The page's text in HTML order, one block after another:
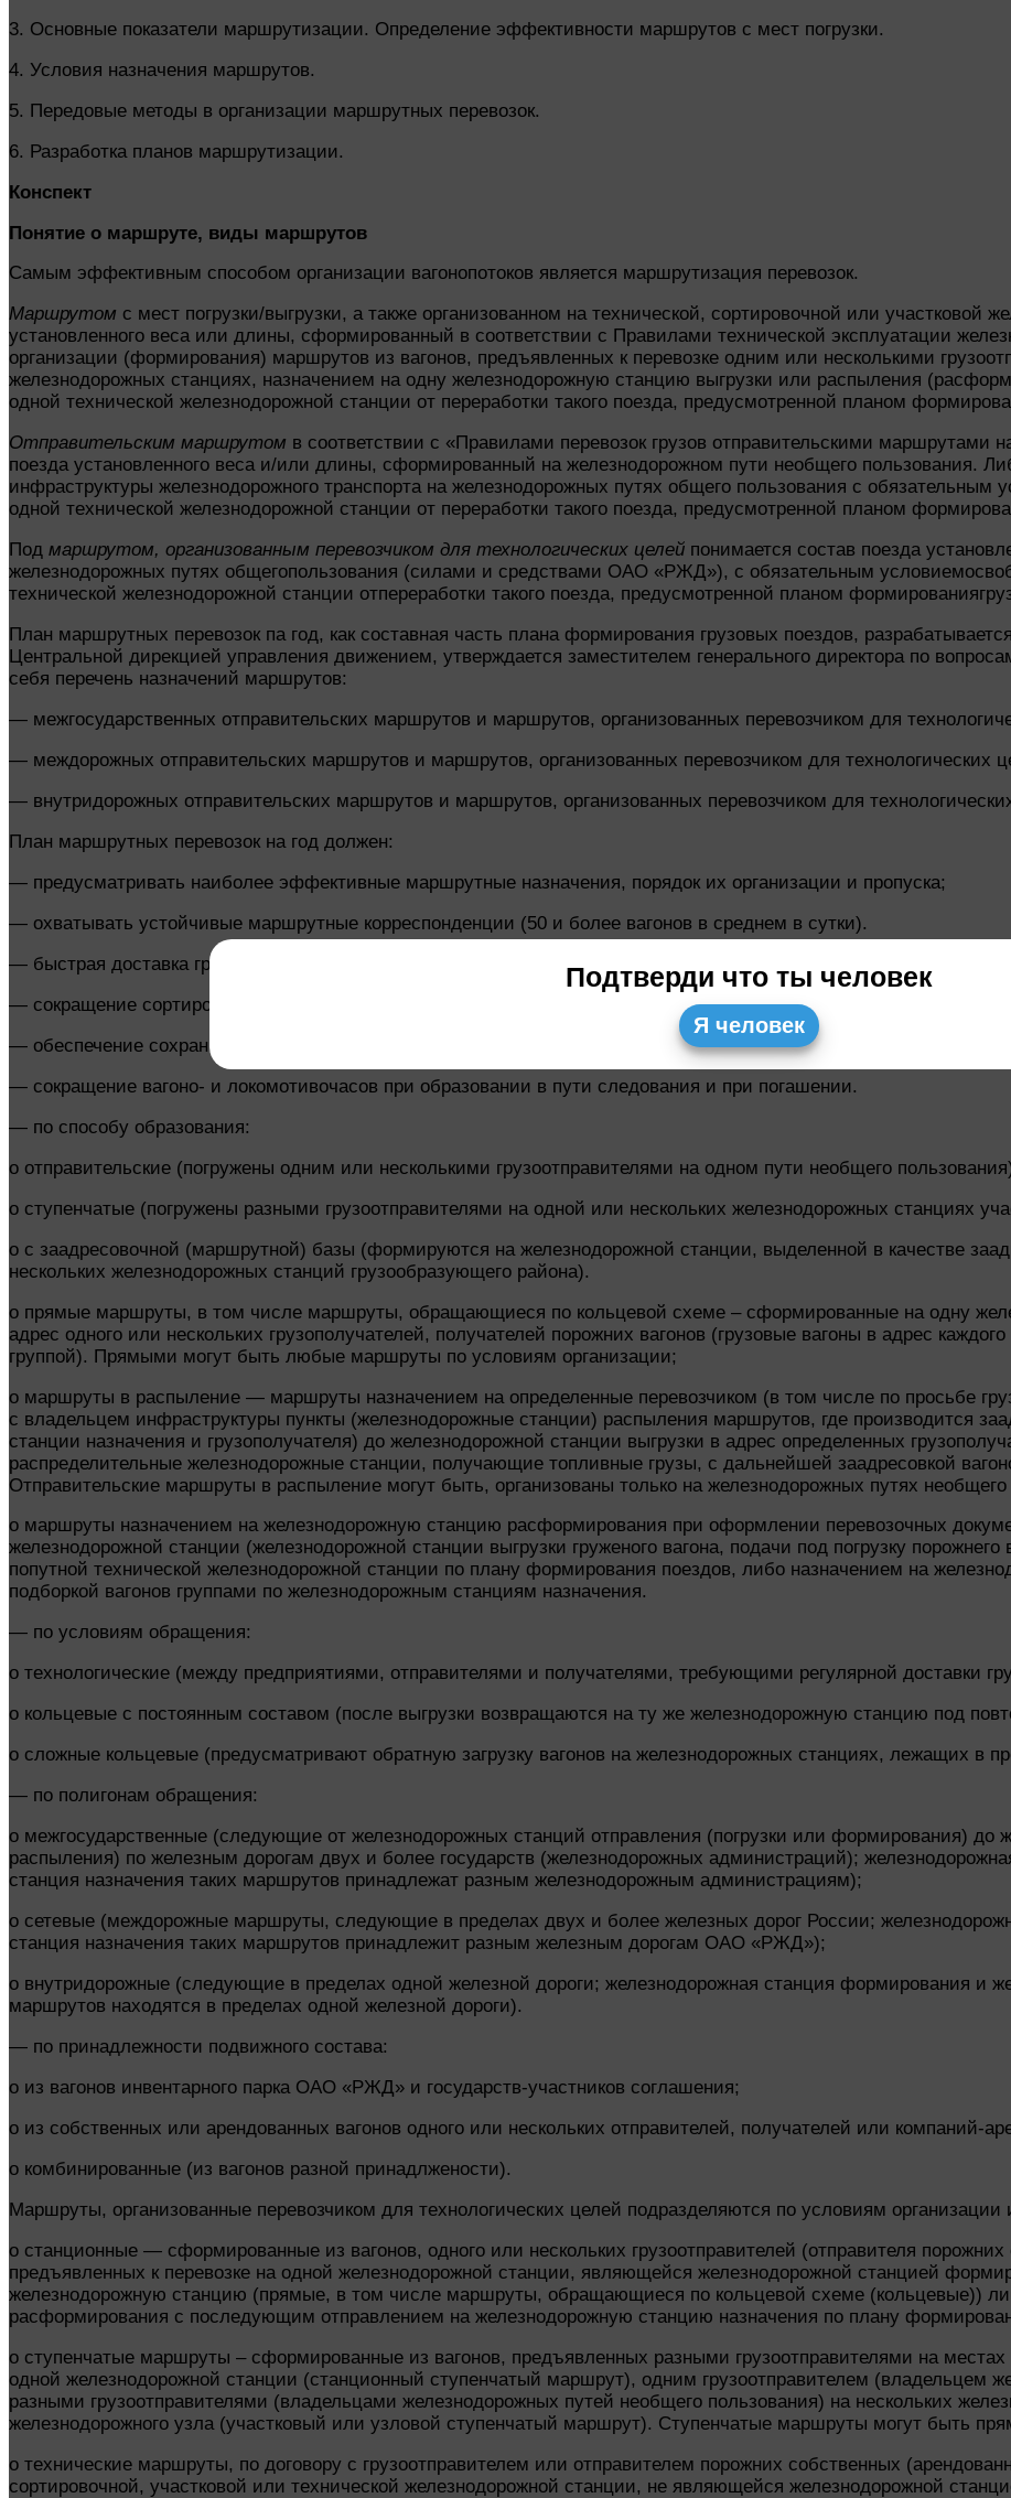
3. Основные показатели маршрутизации. Определение эффективности маршрутов с мест погрузки.
4. Условия назначения маршрутов.
5. Передовые методы в организации маршрутных перевозок.
6. Разработка планов маршрутизации.
Конспект
Понятие о маршруте, виды маршрутов
Самым эффективным способом организации вагонопотоков является маршрутизация перевозок.
Маршрутом с мест погрузки/выгрузки, а также организованном на технической, сортировочной или участковой
установленного веса или длины, сформированный в соответствии с Правилами технической эксплуатации
организации (формирования) маршрутов из вагонов, предъявленных к перевозке одним или несколькими
железнодорожных станциях, назначением на одну железнодорожную станцию выгрузки или распыления
одной технической железнодорожной станции от переработки такого поезда, предусмотренной планом
Отправительским маршрутом в соответствии с «Правилами перевозок грузов отправительскими маршрутами
поезда установленного веса и/или длины, сформированный на железнодорожном пути необщего пользования.
инфраструктуры железнодорожного транспорта на железнодорожных путях общего пользования с
одной технической железнодорожной станции от переработки такого поезда, предусмотренной планом
Под маршрутом, организованным перевозчиком для технологических целей понимается состав поезда
железнодорожных путях общегопользования (силами и средствами ОАО «РЖД»), с обязательным
технической железнодорожной станции отпереработки такого поезда, предусмотренной планом
План маршрутных перевозок па год, как составная часть плана формирования грузовых поездов,
Центральной дирекцией управления движением, утверждается заместителем генерального директора по
себя перечень назначений маршрутов:
— межгосударственных отправительских маршрутов и маршрутов, организованных перевозчиком для
— междорожных отправительских маршрутов и маршрутов, организованных перевозчиком для технологических
— внутридорожных отправительских маршрутов и маршрутов, организованных перевозчиком для
План маршрутных перевозок на год должен:
— предусматривать наиболее эффективные маршрутные назначения, порядок их организации и пропуска;
— охватывать устойчивые маршрутные корреспонденции (50 и более вагонов в среднем в сутки).
— быстрая доставка грузов;
— сокращение сортировочной работы на технических железнодорожных станциях (исключаются переработки в
— обеспечение сохранности груза;
— сокращение вагоно- и локомотивочасов при образовании в пути следования и при погашении.
— по способу образования:
o отправительские (погружены одним или несколькими грузоотправителями на одном пути необщего
o ступенчатые (погружены разными грузоотправителями на одной или нескольких железнодорожных станциях
o с заадресовочной (маршрутной) базы (формируются на железнодорожной станции, выделенной в качестве
нескольких железнодорожных станций грузообразующего района).
o прямые маршруты, в том числе маршруты, обращающиеся по кольцевой схеме – сформированные на одну
адрес одного или нескольких грузополучателей, получателей порожних вагонов (грузовые вагоны в адрес
группой). Прямыми могут быть любые маршруты по условиям организации;
o маршруты в распыление — маршруты назначением на определенные перевозчиком (в том числе по просьбе
с владельцем инфраструктуры пункты (железнодорожные станции) распыления маршрутов, где производится
станции назначения и грузополучателя) до железнодорожной станции выгрузки в адрес определенных
распределительные железнодорожные станции, получающие топливные грузы, с дальнейшей заадресовкой
Отправительские маршруты в распыление могут быть, организованы только на железнодорожных путях необщего
o маршруты назначением на железнодорожную станцию расформирования при оформлении перевозочных
железнодорожной станции (железнодорожной станции выгрузки груженого вагона, подачи под погрузку
попутной технической железнодорожной станции по плану формирования поездов, либо назначением на
подборкой вагонов группами по железнодорожным станциям назначения.
— по условиям обращения:
o технологические (между предприятиями, отправителями и получателями, требующими регулярной доставки
o кольцевые с постоянным составом (после выгрузки возвращаются на ту же железнодорожную станцию под
o сложные кольцевые (предусматривают обратную загрузку вагонов на железнодорожных станциях, лежащих в
— по полигонам обращения:
o межгосударственные (следующие от железнодорожных станций отправления (погрузки или формирования) до
распыления) по железным дорогам двух и более государств (железнодорожных администраций);
станция назначения таких маршрутов принадлежат разным железнодорожным администрациям);
o сетевые (междорожные маршруты, следующие в пределах двух и более железных дорог России;
станция назначения таких маршрутов принадлежит разным железным дорогам ОАО «РЖД»);
o внутридорожные (следующие в пределах одной железной дороги; железнодорожная станция формирования и
маршрутов находятся в пределах одной железной дороги).
— по принадлежности подвижного состава:
o из вагонов инвентарного парка ОАО «РЖД» и государств-участников соглашения;
o из собственных или арендованных вагонов одного или нескольких отправителей, получателей или компаний-
o комбинированные (из вагонов разной принадлжености).
Маршруты, организованные перевозчиком для технологических целей подразделяются по условиям
o станционные — сформированные из вагонов, одного или нескольких грузоотправителей (отправителя
предъявленных к перевозке на одной железнодорожной станции, являющейся железнодорожной станцией
железнодорожную станцию (прямые, в том числе маршруты, обращающиеся по кольцевой схеме (кольцевые))
расформирования с последующим отправлением на железнодорожную станцию назначения по плану
o ступенчатые маршруты – сформированные из вагонов, предъявленных разными грузоотправителями на
одной железнодорожной станции (станционный ступенчатый маршрут), одним грузоотправителем (владельцем
разными грузоотправителями (владельцами железнодорожных путей необщего пользования) на нескольких
железнодорожного узла (участковый или узловой ступенчатый маршрут). Ступенчатые маршруты могут быть
o технические маршруты, по договору с грузоотправителем или отправителем порожних собственных
сортировочной, участковой или технической железнодорожной станции, не являющейся железнодорожной
Подтверди что ты человек
Я человек